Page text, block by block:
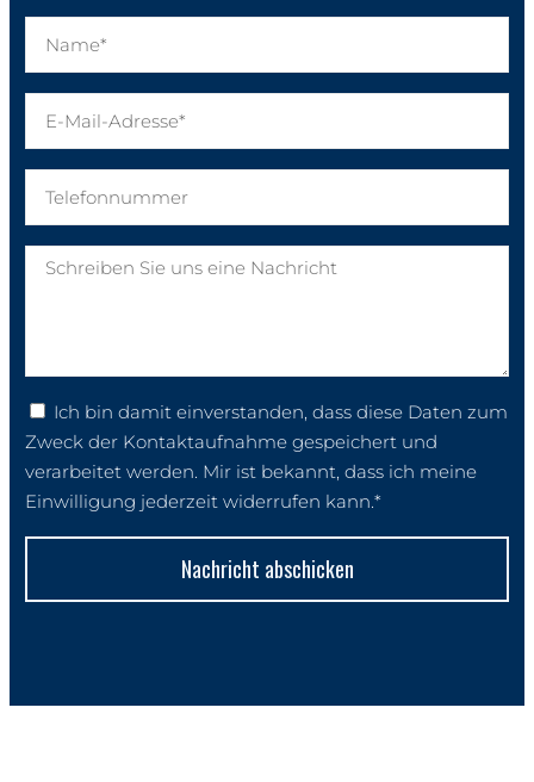
Ich bin damit einverstanden, dass diese Daten zum
Zweck der Kontaktaufnahme gespeichert und
verarbeitet werden. Mir ist bekannt, dass ich meine
Einwilligung jederzeit widerrufen kann.*
Nachricht abschicken